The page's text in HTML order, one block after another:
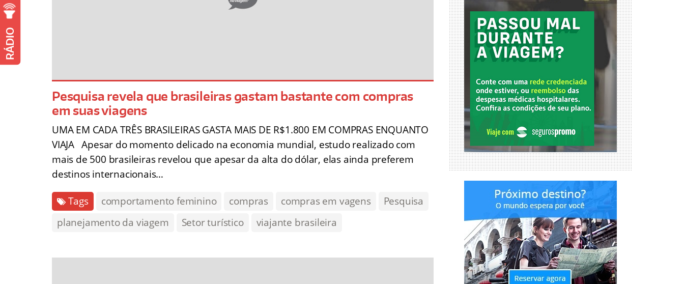
Pesquisa revela que brasileiras gastam bastante com compras
em suas viagens
UMA EM CADA TRÊS BRASILEIRAS GASTA MAIS DE R$1.800 EM COMPRAS ENQUANTO
VIAJA Apesar do momento delicado na economia mundial, estudo realizado com
mais de 500 brasileiras revelou que apesar da alta do dólar, elas ainda preferem
destinos internacionais…
Tags comportamento feminino compras compras em vagens
Pesquisa
planejamento da viagem
Setor turístico viajante brasileira
RÁDIO